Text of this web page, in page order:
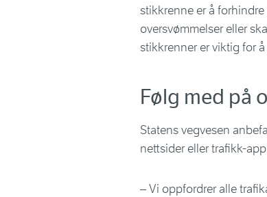
stikkrenne er å
oversvømmelser eller
stikkrenner er viktig for
Følg med på
Statens vegvesen
nettsider eller trafikk-app
– Vi oppfordrer alle